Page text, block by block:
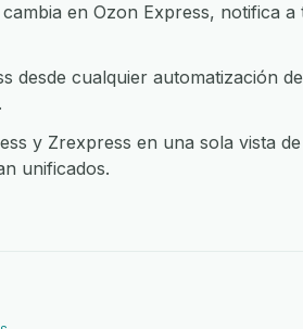
en Ozon Express, notifica
desde cualquier automatización
y Zrexpress en una sola vista
unificados.